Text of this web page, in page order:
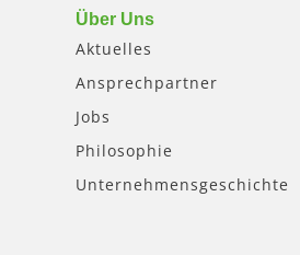
Über Uns
Aktuelles
Ansprechpartner
Jobs
Philosophie
Unternehmensgeschichte